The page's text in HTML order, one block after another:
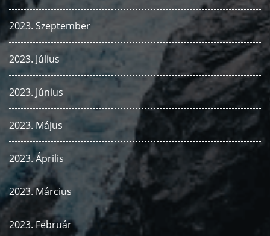
2023. Szeptember
2023. Július
2023. Június
2023. Május
2023. Április
2023. Március
2023. Február